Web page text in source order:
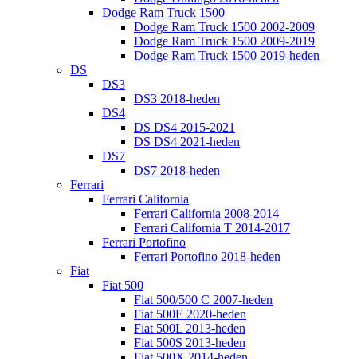
Dodge Ram Truck 1500
Dodge Ram Truck 1500 2002-2009
Dodge Ram Truck 1500 2009-2019
Dodge Ram Truck 1500 2019-heden
DS
DS3
DS3 2018-heden
DS4
DS DS4 2015-2021
DS DS4 2021-heden
DS7
DS7 2018-heden
Ferrari
Ferrari California
Ferrari California 2008-2014
Ferrari California T 2014-2017
Ferrari Portofino
Ferrari Portofino 2018-heden
Fiat
Fiat 500
Fiat 500/500 C 2007-heden
Fiat 500E 2020-heden
Fiat 500L 2013-heden
Fiat 500S 2013-heden